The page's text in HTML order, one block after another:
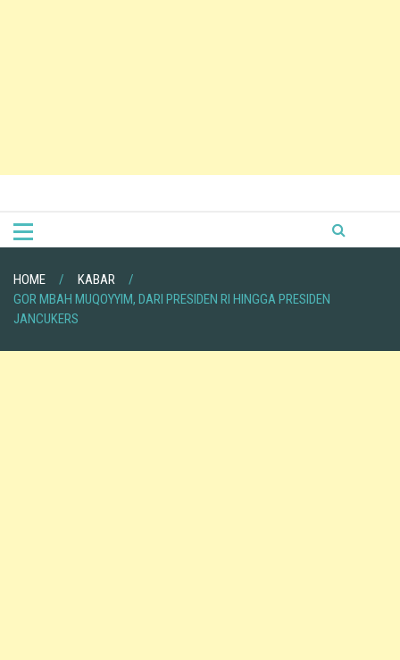
HOME
KABAR
GOR MBAH MUQOYYIM, DARI PRESIDEN RI HINGGA PRESIDEN
JANCUKERS